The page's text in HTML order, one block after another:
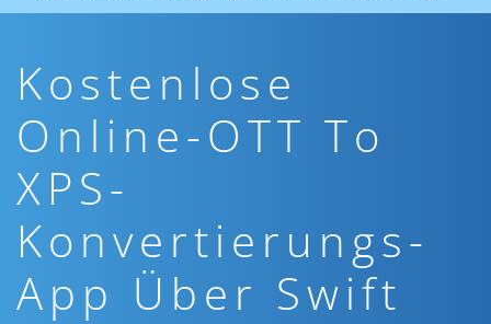
Kostenlose
Online-OTT To
XPS-
Konvertierungs-
App Über Swift